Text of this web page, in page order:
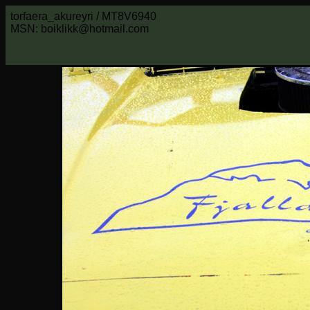
torfaera_akureyri / MT8V6940
MSN: boiklikk@hotmail.com